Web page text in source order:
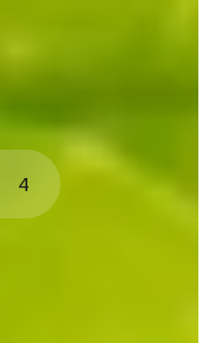
4